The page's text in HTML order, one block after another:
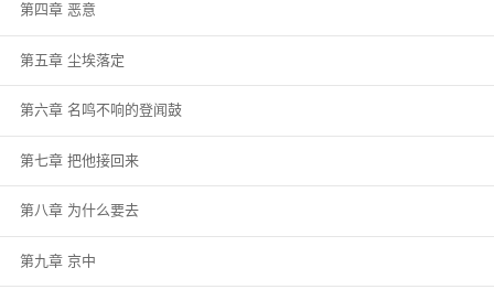
第四章 恶意
第五章 尘埃落定
第六章 名鸣不响的登闻鼓
第七章 把他接回来
第八章 为什么要去
第九章 京中